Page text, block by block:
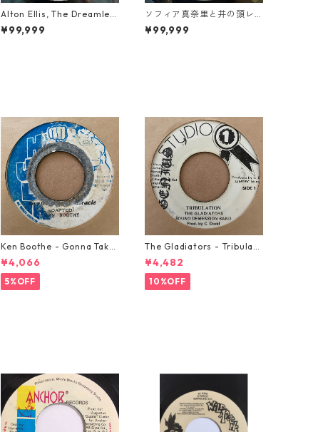
Alton Ellis, The Dreamlets
- Lovely Place【7-21812】
¥99,999
ソフィア真奈里と井の頭レ
ンジャーズ - Diana【7-22
030】
¥99,999
Ken Boothe - Gonna Take
A Miracle【7-21362】
¥4,066
5%OFF
The Gladiators - Tribulati
on【7-21365】
¥4,482
10%OFF